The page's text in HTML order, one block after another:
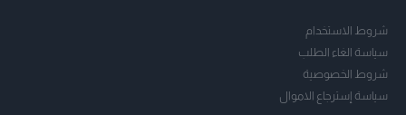
شروط الاستخدام
سياسة الغاء الطلب
شروط الخصوصية
سياسة إسترجاع الاموال